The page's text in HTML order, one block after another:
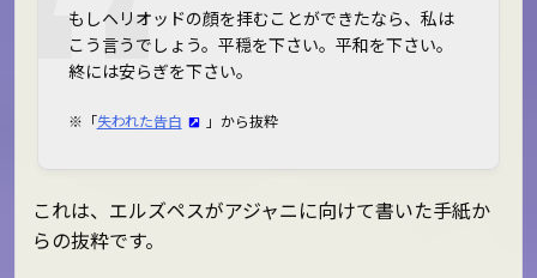
もしヘリオッドの顔を拝むことができたなら、私は
こう言うでしょう。平穏を下さい。平和を下さい。
終には安らぎを下さい。
※「失われた告白 」から抜粋
これは、エルズペスがアジャニに向けて書いた手紙か
らの抜粋です。